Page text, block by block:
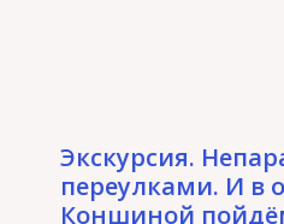
Экскурсия.
переулками. И в
Коншиной